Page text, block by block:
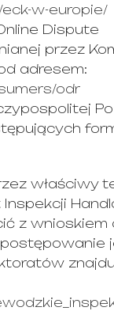
w-europie/
Dispute
przez
adresem:
odr
właściwy
z wnioskiem